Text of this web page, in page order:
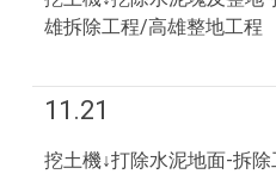
雄拆除工程/高雄整地工程
11.21
挖土機↓打除水泥地面-拆